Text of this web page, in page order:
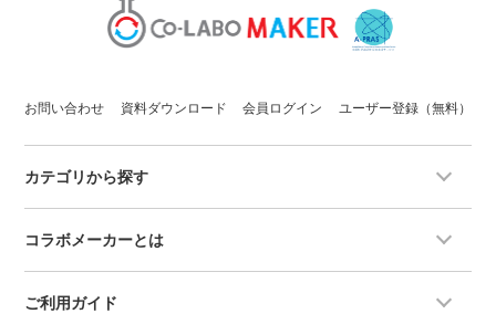
お問い合わせ 資料ダウンロード 会員ログイン ユーザー登録（無料）
カテゴリから探す
コラボメーカーとは
ご利用ガイド